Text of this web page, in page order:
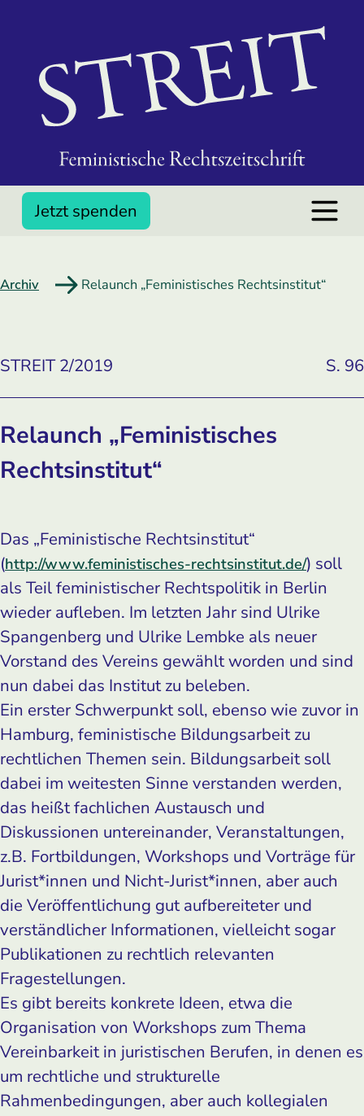
Jetzt spenden
Archiv Relaunch „Feministisches Rechtsinstitut“
STREIT 2/2019 S. 96
Relaunch „Feministisches
Rechtsinstitut“
Das „Feministische Rechtsinstitut“
(http://www.feministisches-rechtsinstitut.de/) soll
als Teil feministischer Rechtspolitik in Berlin
wieder aufleben. Im letzten Jahr sind Ulrike
Spangenberg und Ulrike Lembke als neuer
Vorstand des Vereins gewählt worden und sind
nun dabei das Institut zu beleben.
Ein erster Schwerpunkt soll, ebenso wie zuvor in
Hamburg, feministische Bildungsarbeit zu
rechtlichen Themen sein. Bildungsarbeit soll
dabei im weitesten Sinne verstanden werden,
das heißt fachlichen Austausch und
Diskussionen untereinander, Veranstaltungen,
z.B. Fortbildungen, Workshops und Vorträge für
Jurist*innen und Nicht-Jurist*innen, aber auch
die Veröffentlichung gut aufbereiteter und
verständlicher Informationen, vielleicht sogar
Publikationen zu rechtlich relevanten
Fragestellungen.
Es gibt bereits konkrete Ideen, etwa die
Organisation von Workshops zum Thema
Vereinbarkeit in juristischen Berufen, in denen es
um rechtliche und strukturelle
Rahmenbedingungen, aber auch kollegialen